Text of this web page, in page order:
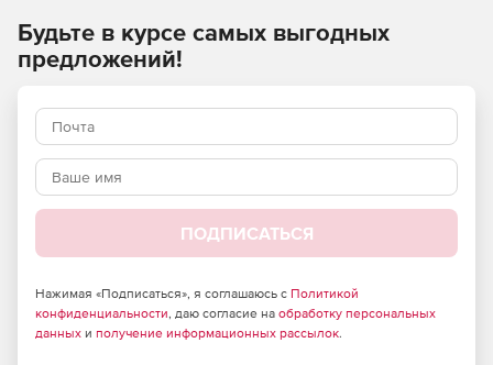
Будьте в курсе самых выгодных
предложений!
ПОДПИСАТЬСЯ
Нажимая «Подписаться», я соглашаюсь с Политикой
конфиденциальности, даю согласие на обработку персональных
данных и получение информационных рассылок.